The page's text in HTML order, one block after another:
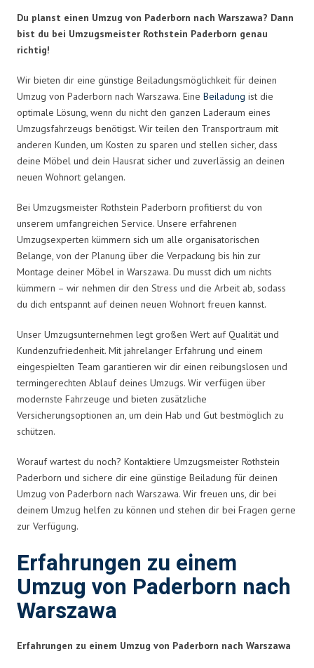
Du planst einen Umzug von Paderborn nach Warszawa? Dann
bist du bei Umzugsmeister Rothstein Paderborn genau
richtig!
Wir bieten dir eine günstige Beiladungsmöglichkeit für deinen
Umzug von Paderborn nach Warszawa. Eine Beiladung ist die
optimale Lösung, wenn du nicht den ganzen Laderaum eines
Umzugsfahrzeugs benötigst. Wir teilen den Transportraum mit
anderen Kunden, um Kosten zu sparen und stellen sicher, dass
deine Möbel und dein Hausrat sicher und zuverlässig an deinen
neuen Wohnort gelangen.
Bei Umzugsmeister Rothstein Paderborn profitierst du von
unserem umfangreichen Service. Unsere erfahrenen
Umzugsexperten kümmern sich um alle organisatorischen
Belange, von der Planung über die Verpackung bis hin zur
Montage deiner Möbel in Warszawa. Du musst dich um nichts
kümmern – wir nehmen dir den Stress und die Arbeit ab, sodass
du dich entspannt auf deinen neuen Wohnort freuen kannst.
Unser Umzugsunternehmen legt großen Wert auf Qualität und
Kundenzufriedenheit. Mit jahrelanger Erfahrung und einem
eingespielten Team garantieren wir dir einen reibungslosen und
termingerechten Ablauf deines Umzugs. Wir verfügen über
modernste Fahrzeuge und bieten zusätzliche
Versicherungsoptionen an, um dein Hab und Gut bestmöglich zu
schützen.
Worauf wartest du noch? Kontaktiere Umzugsmeister Rothstein
Paderborn und sichere dir eine günstige Beiladung für deinen
Umzug von Paderborn nach Warszawa. Wir freuen uns, dir bei
deinem Umzug helfen zu können und stehen dir bei Fragen gerne
zur Verfügung.
Erfahrungen zu einem
Umzug von Paderborn nach
Warszawa
Erfahrungen zu einem Umzug von Paderborn nach Warszawa